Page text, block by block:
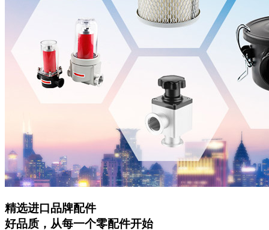
精选进口品牌配件
好品质，从每一个零配件开始